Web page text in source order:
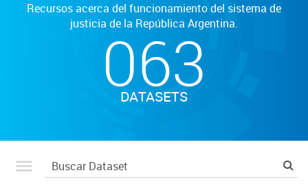
Recursos acerca del funcionamiento del sistema de
justicia de la República Argentina.
063
DATASETS